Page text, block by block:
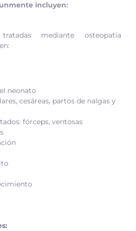
incluyen:
mediante osteopatía
neonato
cesáreas, partos de nalgas y
fórceps, ventosas